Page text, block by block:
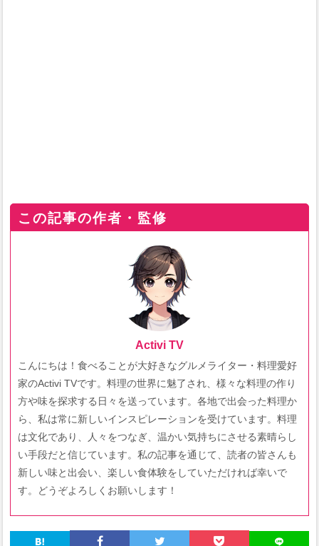
この記事の作者・監修
Activi TV
こんにちは！食べることが大好きなグルメライター・料理愛好
家のActivi TVです。料理の世界に魅了され、様々な料理の作り
方や味を探求する日々を送っています。各地で出会った料理か
ら、私は常に新しいインスピレーションを受けています。料理
は文化であり、人々をつなぎ、温かい気持ちにさせる素晴らし
い手段だと信じています。私の記事を通じて、読者の皆さんも
新しい味と出会い、楽しい食体験をしていただければ幸いで
す。どうぞよろしくお願いします！